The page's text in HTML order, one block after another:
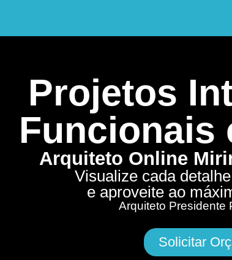
Projetos
Funcionais
Arquiteto Online
Visualize cada
e aproveite ao
Arquiteto Presidente
Solicitar